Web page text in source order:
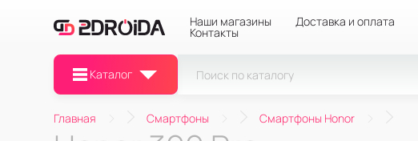
Наши магазины Доставка и оплата
Контакты
Каталог
Главная Смартфоны Смартфоны Honor